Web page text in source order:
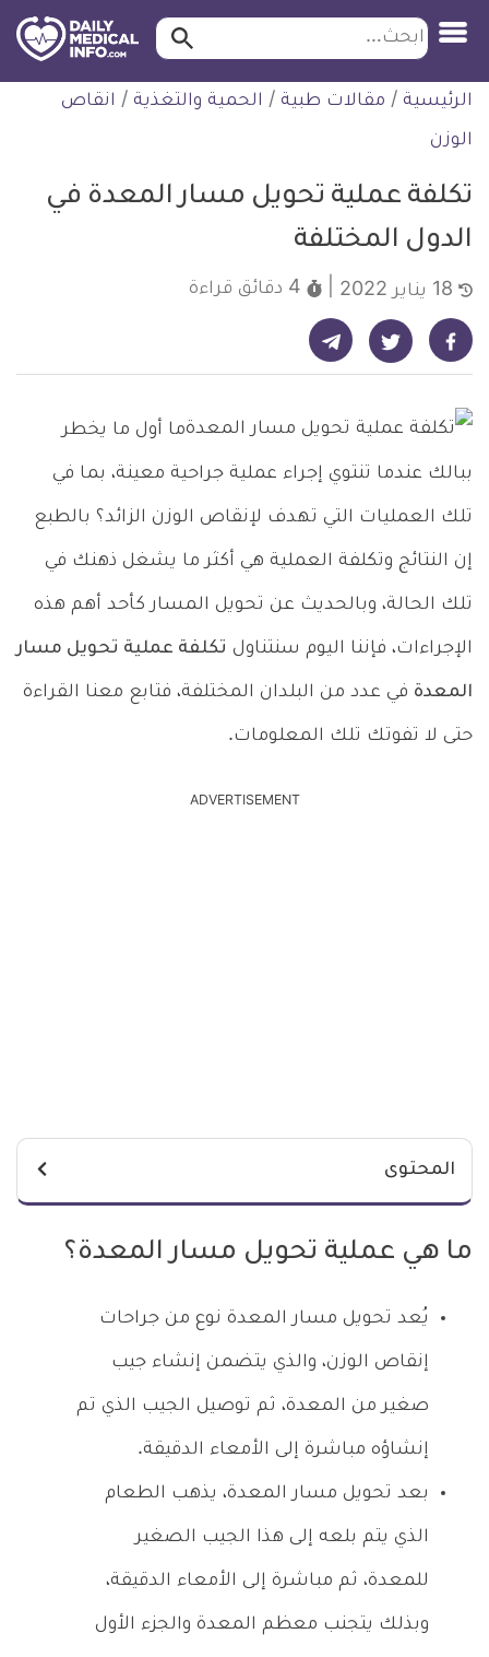
التخطي
للمحتوى
طبية
ابحث ابحث…
الرئيسية / مقالات طبية / الحمية والتغذية / انقاص
الوزن
تكلفة عملية تحويل مسار المعدة في
الدول المختلفة
4 دقائق قراءة
شارك على فيسبوك - ديلي ميديكال انفو شارك على تويتر - ديلي ميديكال انفو شارك على تيليجرام - ديلي ميديكال انفو
ما أول ما يخطر
ببالك عندما تنتوي إجراء عملية جراحية معينة، بما في
تلك العمليات التي تهدف لإنقاص الوزن الزائد؟ بالطبع
إن النتائج وتكلفة العملية هي أكثر ما يشغل ذهنك في
تلك الحالة، وبالحديث عن تحويل المسار كأحد أهم هذه
الإجراءات، فإننا اليوم سنتناول تكلفة عملية تحويل مسار
المعدة في عدد من البلدان المختلفة، فتابع معنا القراءة
حتى لا تفوتك تلك المعلومات.
ADVERTISEMENT
المحتوى
ما هي عملية تحويل مسار المعدة؟
يُعد تحويل مسار المعدة نوع من جراحات
إنقاص الوزن، والذي يتضمن إنشاء جيب
صغير من المعدة، ثم توصيل الجيب الذي تم
إنشاؤه مباشرة إلى الأمعاء الدقيقة.
بعد تحويل مسار المعدة، يذهب الطعام
الذي يتم بلعه إلى هذا الجيب الصغير
للمعدة، ثم مباشرة إلى الأمعاء الدقيقة،
وبذلك يتجنب معظم المعدة والجزء الأول